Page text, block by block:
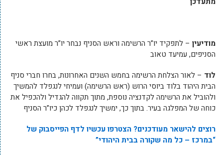
מודיעין – לתפקיד יו”ר הרשימה וראש הסניף נבחר יו”ר מועצת ראשי
הסניפים, עמיעד טאוב
לוד – לאור הצלחת הרשימה בחמש השנים האחרונות, בחרו חברי סניף
הבית היהוד בלוד ביוסי הרוש (ראש הרשימה) ועמיחי לנגפלד להמשיך
ולהוביל את הרשימה לקדנציה נוספת, מתוך תקווה להגדיל ולהכפיל את
כוחה של המפלגה בעיר. בתוך כך, ימשיך לנגפלד לכהן כיו”ר הסניף
רוצים להישאר מעודכנים? הצטרפו עכשיו לדף הפייסבוק של
“במרכז – כל מה שקורה בבית היהודי”